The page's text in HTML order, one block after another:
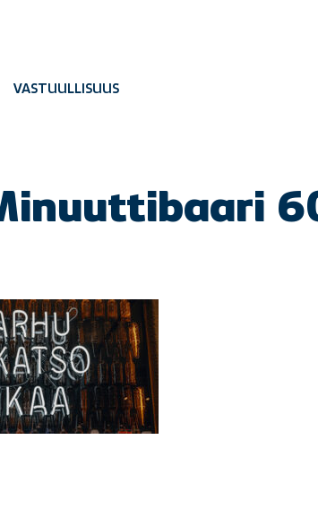
VASTUULLISUUS